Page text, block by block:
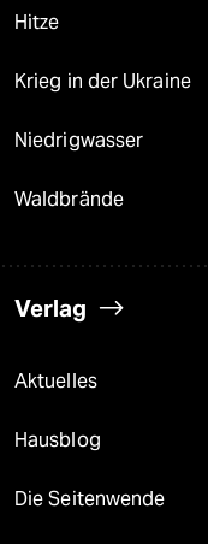
Hitze
Krieg in der Ukraine
Niedrigwasser
Waldbrände
Verlag
Aktuelles
Hausblog
Die Seitenwende